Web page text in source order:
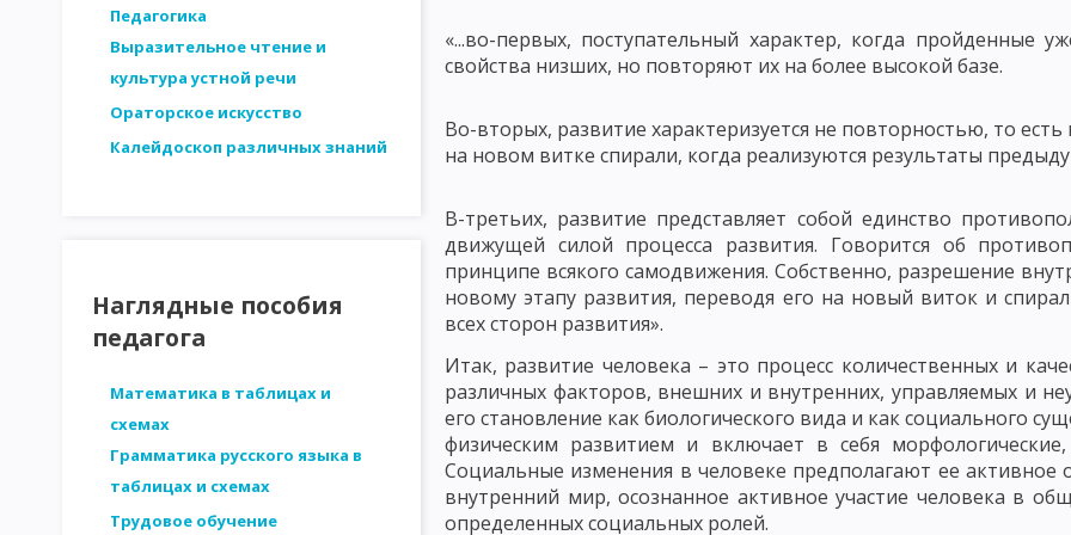
СТРУКТУРА ЛИЧНОСТИ - ПЛАТОНОВ. ОСНОВНЫЕ ЗАКОНОМЕРНОСТИ РАЗВИТИЯ ЛИЧНОСТИ
ДВИЖУЩИЕ СИЛЫ РАЗВИТИЯ ЛИЧНОСТИ. ВОЗРАСТНАЯ ПЕРИОДИЗАЦИЯ РАЗВИТИЯ ЛИЧНОСТИ И ЕЕ КРИТЕРИИ МЕТОДОЛОГИЯ
МЕТОДИКА ИССЛЕДОВАНИЯ ПЕДАГОГИЧЕСКИХ ПРОБЛЕМ
СТРУКТУРА ИССЛЕДОВАНИЯ В ПЕДАГОГИКЕ. ЭТАПЫ ПЕДАГОГИЧЕСКОГО ИССЛЕДОВАНИЯ ВЫБОР ИССЛЕДОВАТЕЛЬСКОЙ ПРОБЛЕМЫ
ВЫДЕЛЕНИЕ И ОПРЕДЕЛЕНИЕ ПЕРЕМЕННЫХ ПРИ ПЕДАГОГИЧЕСКИХ ИССЛЕДОВАНИЯХ ОПРЕДЕЛЕНИЕ ПАРАМЕТРОВ ВЕРИФИКАЦИИ
ФОРМУЛИРОВКА ГИПОТЕЗ ПЕДАГОГИЧЕСКИХ ИССЛЕДОВАНИЙ ЭТАПЫ ПЕДАГОГИЧЕСКОГО ИССЛЕДОВАНИЯ СБОР
МЕТОДЫ ПЕДАГОГИЧЕСКОГО ИССЛЕДОВАНИЯ: НАБЛЮДЕНИЕ
МЕТОДЫ ПЕДАГОГИЧЕСКОГО ИССЛЕДОВАНИЯ: МЕТОД ВОПРОСОВ – БЕСЕДА МЕТОДЫ ПЕДАГОГИЧЕСКОГО ИССЛЕДОВАНИЯ:
МЕТОДЫ ПЕДАГОГИЧЕСКОГО ИССЛЕДОВАНИЯ: АНКЕТНЫЙ ОПРОС ПРАВИЛА ФОРМУЛИРОВКИ ВОПРОСОВ АНКЕТЫ ЭТАПЫ
МЕТОДЫ ПЕДАГОГИЧЕСКОГО ИССЛЕДОВАНИЯ: ТЕСТИРОВАНИЕ ПЕДАГОГИЧЕСКИЙ ПРОЦЕСС И
Педагогика
Выразительное чтение и
культура устной речи
Ораторское искусство
Калейдоскоп различных знаний
Наглядные пособия
педагога
Математика в таблицах и
схемах
Грамматика русского языка в
таблицах и схемах
Трудовое обучение
«...во-первых, поступательный характер, когда пройденные
свойства низших, но повторяют их на более высокой базе.
Во-вторых, развитие характеризуется не повторностью, то
на новом витке спирали, когда реализуются результаты
В-третьих, развитие представляет собой единство
движущей силой процесса развития. Говорится об
принципе всякого самодвижения. Собственно, разрешение
новому этапу развития, переводя его на новый виток и
всех сторон развития».
Итак, развитие человека – это процесс количественных и
различных факторов, внешних и внутренних, управляемых и
его становление как биологического вида и как социального
физическим развитием и включает в себя
Социальные изменения в человеке предполагают ее
внутренний мир, осознанное активное участие человека в
определенных социальных ролей.